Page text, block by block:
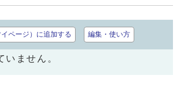
ページ）に追加する 編集・使い方
いません。